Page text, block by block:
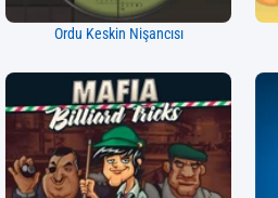
Ordu Keskin Nişancısı